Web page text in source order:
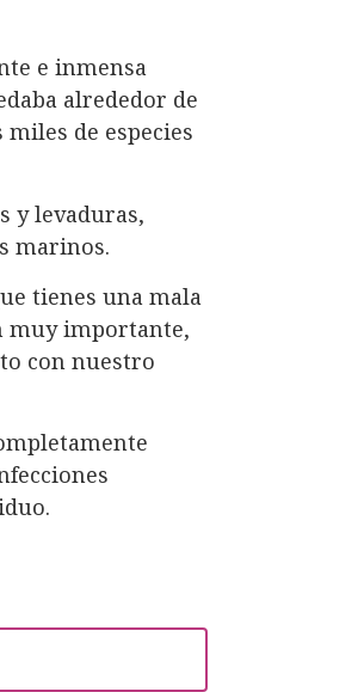
e inmensa
alrededor de
de especies
y levaduras,
marinos.
tienes una mala
muy importante,
con nuestro